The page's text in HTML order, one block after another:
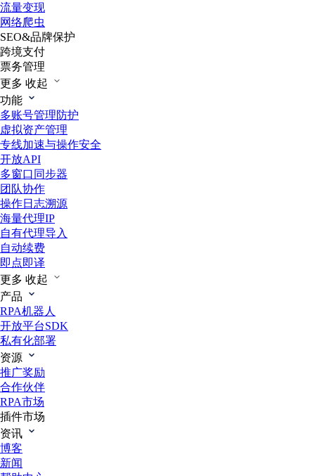
流量变现
网络爬虫
SEO&品牌保护
跨境支付
票务管理
更多 收起
功能
多账号管理防护
虚拟资产管理
专线加速与操作安全
开放API
多窗口同步器
团队协作
操作日志溯源
海量代理IP
自有代理导入
自动续费
即点即译
更多 收起
产品
RPA机器人
开放平台SDK
私有化部署
资源
推广奖励
合作伙伴
RPA市场
插件市场
资讯
博客
新闻